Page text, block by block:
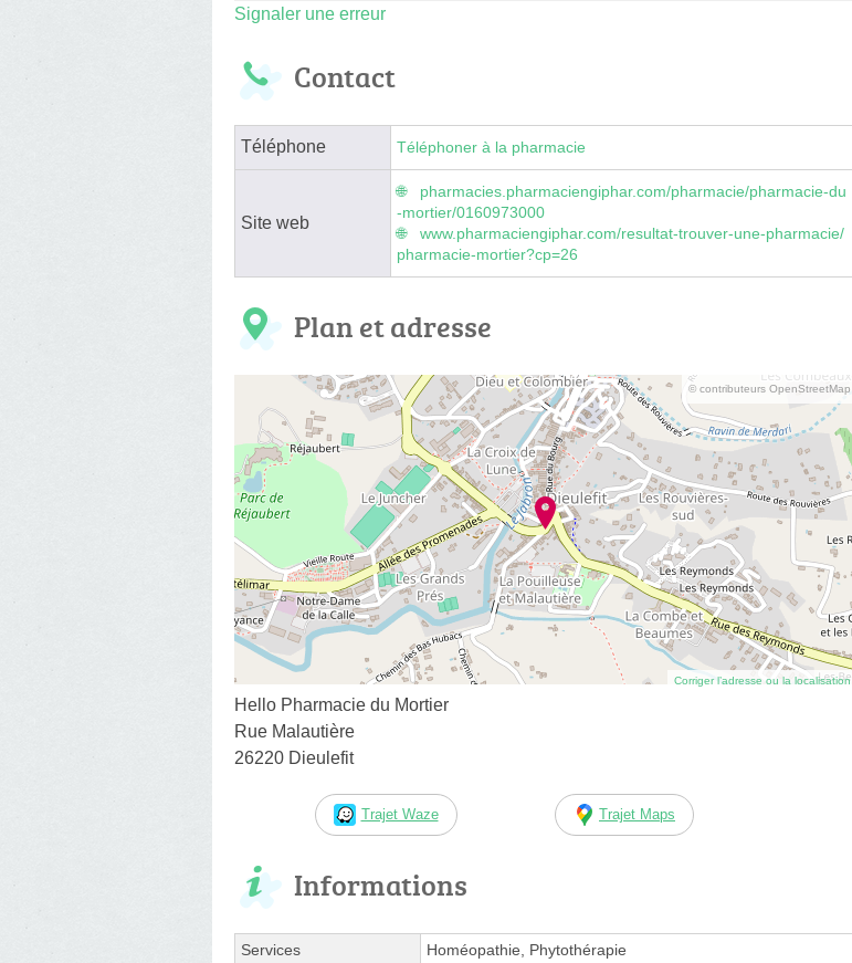
Signaler une erreur
Contact
Téléphone Téléphoner à la pharmacie
Site web
pharmacies.pharmaciengiphar.com/pharmacie/pharmacie-du
-mortier/0160973000
www.pharmaciengiphar.com/resultat-trouver-une-pharmacie/
pharmacie-mortier?cp=26
Plan et adresse
© contributeurs OpenStreetMap
Corriger l’adresse ou la localisation
Hello Pharmacie du Mortier
Rue Malautière
26220 Dieulefit
Trajet Waze Trajet Maps
Informations
Services Homéopathie, Phytothérapie